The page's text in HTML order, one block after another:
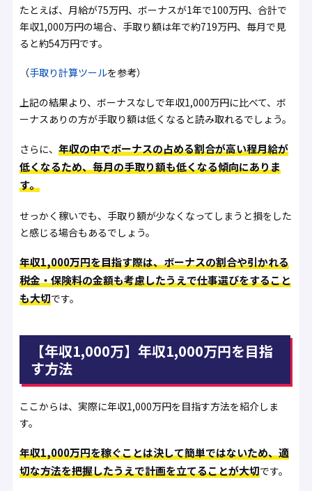
たとえば、月給が75万円、ボーナスが1年で100万円、合計で
年収1,000万円の場合、手取り額は年で約719万円、毎月で見
ると約54万円です。
（手取り計算ツールを参考）
上記の結果より、ボーナスなしで年収1,000万円に比べて、ボ
ーナスありの方が手取り額は低くなると読み取れるでしょう。
さらに、 年収の中でボーナスの占める割合が高い程月給が
低くなるため、毎月の手取り額も低くなる傾向にありま
す。
せっかく稼いでも、手取り額が少なくなってしまうと損をした
と感じる場合もあるでしょう。
年収1,000万円を目指す際は、ボーナスの割合や引かれる
税金・保険料の金額も考慮したうえで仕事選びをすること
も大切です。
【年収1,000万】年収1,000万円を目指
す方法
ここからは、実際に年収1,000万円を目指す方法を紹介しま
す。
年収1,000万円を稼ぐことは決して簡単ではないため、適
切な方法を把握したうえで計画を立てることが大切です。